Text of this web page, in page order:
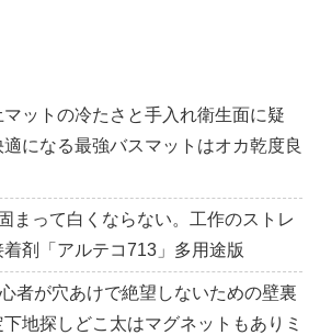
マットの冷たさと手入れ衛生面に疑
になる最強バスマットはオカ乾度良
まって白くならない。工作のストレ
剤「アルテコ713」多用途版
者が穴あけで絶望しないための壁裏
地探しどこ太はマグネットもありミ